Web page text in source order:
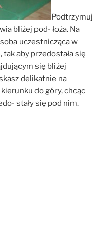
Podtrzymuj
bliżej pod- łoża. Na
uczestnicząca w
aby przedostała się
się bliżej
delikatnie na
do góry, chcąc
stały się pod nim.